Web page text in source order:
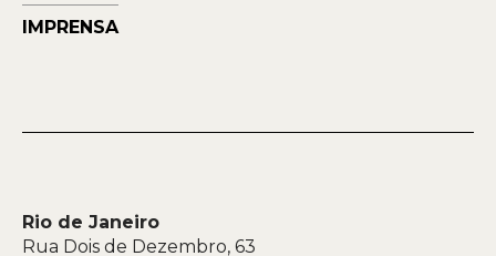
IMPRENSA
Rio de Janeiro
Rua Dois de Dezembro, 63